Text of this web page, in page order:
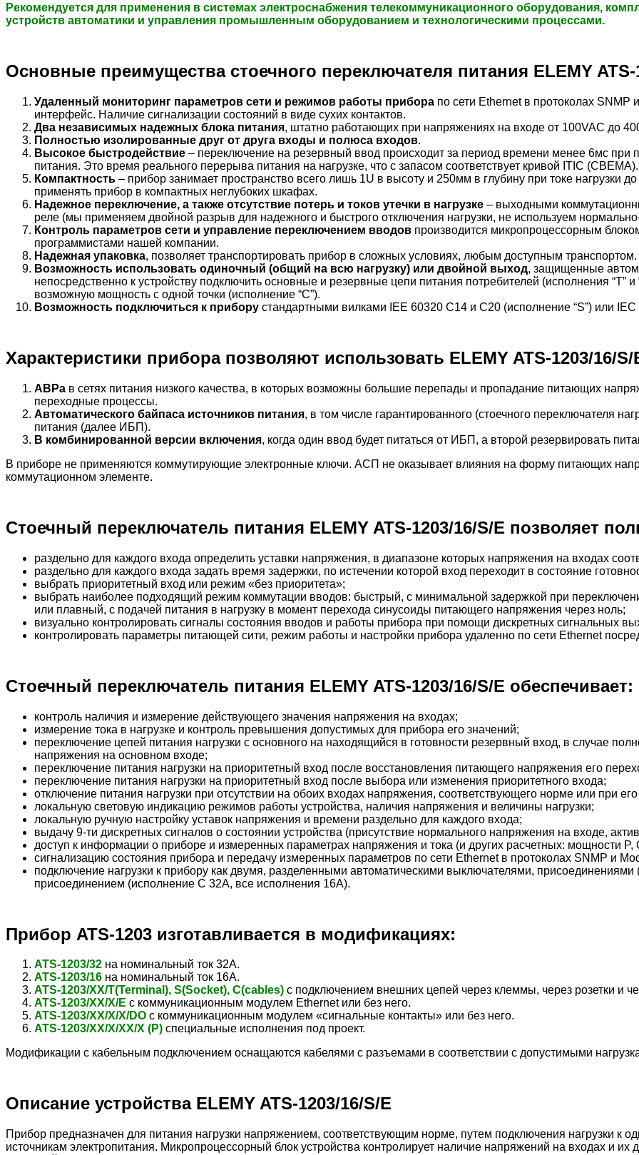
Рекомендуется для применения в системах электроснабжения телекоммуникационного оборудования,
устройств автоматики и управления промышленным оборудованием и технологическими процессами.
Основные преимущества стоечного переключателя питания ELEMY ATS-
Удаленный мониторинг параметров сети и режимов работы прибора по сети Ethernet в протоколах
интерфейс. Наличие сигнализации состояний в виде сухих контактов.
Два независимых надежных блока питания, штатно работающих при напряжениях на входе от 100VAC до
Полностью изолированные друг от друга входы и полюса входов.
Высокое быстродействие – переключение на резервный ввод происходит за период времени менее 6мс
питания. Это время реального перерыва питания на нагрузке, что с запасом соответствует кривой ITIC (CBEMA).
Компактность – прибор занимает пространство всего лишь 1U в высоту и 250мм в глубину при токе нагрузки
применять прибор в компактных неглубоких шкафах.
Надежное переключение, а также отсутствие потерь и токов утечки в нагрузке – выходными
реле (мы применяем двойной разрыв для надежного и быстрого отключения нагрузки, не используем
Контроль параметров сети и управление переключением вводов производится микропроцессорным
программистами нашей компании.
Надежная упаковка, позволяет транспортировать прибор в сложных условиях, любым доступным транспортом.
Возможность использовать одиночный (общий на всю нагрузку) или двойной выход, защищенные
непосредственно к устройству подключить основные и резервные цепи питания потребителей (исполнения “T”
возможную мощность с одной точки (исполнение “C”).
Возможность подключиться к прибору стандартными вилками IEE 60320 C14 и C20 (исполнение “S”) или IEC
Характеристики прибора позволяют использовать ELEMY ATS-1203/16/S/
АВРа в сетях питания низкого качества, в которых возможны большие перепады и пропадание питающих
переходные процессы.
Автоматического байпаса источников питания, в том числе гарантированного (стоечного переключателя
питания (далее ИБП).
В комбинированной версии включения, когда один ввод будет питаться от ИБП, а второй резервировать
В приборе не применяются коммутирующие электронные ключи. АСП не оказывает влияния на форму питающих
коммутационном элементе.
Стоечный переключатель питания ELEMY ATS-1203/16/S/E позволяет
раздельно для каждого входа определить уставки напряжения, в диапазоне которых напряжения на входах
раздельно для каждого входа задать время задержки, по истечении которой вход переходит в состояние
выбрать приоритетный вход или режим «без приоритета»;
выбрать наиболее подходящий режим коммутации вводов: быстрый, с минимальной задержкой при
или плавный, с подачей питания в нагрузку в момент перехода синусоиды питающего напряжения через ноль;
визуально контролировать сигналы состояния вводов и работы прибора при помощи дискретных сигнальных
контролировать параметры питающей сити, режим работы и настройки прибора удаленно по сети Ethernet
Стоечный переключатель питания ELEMY ATS-1203/16/S/E обеспечивает:
контроль наличия и измерение действующего значения напряжения на входах;
измерение тока в нагрузке и контроль превышения допустимых для прибора его значений;
переключение цепей питания нагрузки с основного на находящийся в готовности резервный вход, в случае
напряжения на основном входе;
переключение питания нагрузки на приоритетный вход после восстановления питающего напряжения его
переключение питания нагрузки на приоритетный вход после выбора или изменения приоритетного входа;
отключение питания нагрузки при отсутствии на обоих входах напряжения, соответствующего норме или при
локальную световую индикацию режимов работы устройства, наличия напряжения и величины нагрузки;
локальную ручную настройку уставок напряжения и времени раздельно для каждого входа;
выдачу 9-ти дискретных сигналов о состоянии устройства (присутствие нормального напряжения на входе,
доступ к информации о приборе и измеренных параметрах напряжения и тока (и других расчетных: мощности
сигнализацию состояния прибора и передачу измеренных параметров по сети Ethernet в протоколах SNMP и
подключение нагрузки к прибору как двумя, разделенными автоматическими выключателями,
присоединением (исполнение С 32A, все исполнения 16A).
Прибор ATS-1203 изготавливается в модификациях:
ATS-1203/32 на номинальный ток 32А.
ATS-1203/16 на номинальный ток 16А.
ATS-1203/ХХ/T(Terminal), S(Socket), C(cables) с подключением внешних цепей через клеммы, через розетки и
ATS-1203/ХХ/X/E с коммуникационным модулем Ethernet или без него.
ATS-1203/ХХ/X/Х/DO с коммуникационным модулем «сигнальные контакты» или без него.
ATS-1203/ХХ/Х/ХХ/Х (Р) специальные исполнения под проект.
Модификации с кабельным подключением оснащаются кабелями с разъемами в соответствии с допустимыми
Описание устройства ELEMY ATS-1203/16/S/E
Прибор предназначен для питания нагрузки напряжением, соответствующим норме, путем подключения нагрузки к
источникам электропитания. Микропроцессорный блок устройства контролирует наличие напряжений на входах и их